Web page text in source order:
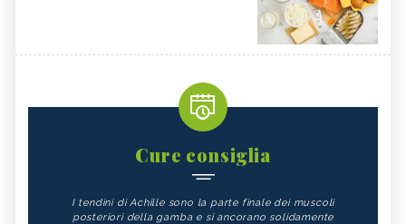
Cure consiglia
I tendini di Achille sono la parte finale dei muscoli
posteriori della gamba e si ancorano solidamente